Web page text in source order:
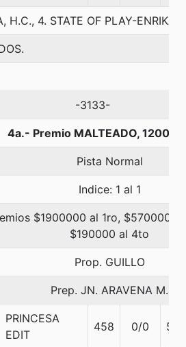
H.C., 4. STATE OF PLAY-ENRIKA-
-3133-
4a.- Premio MALTEADO, 1200
Pista Normal
Indice: 1 al 1
$1900000 al 1ro, $570000
$190000 al 4to
Prop. GUILLO
Prep. JN. ARAVENA M.
PRINCESA
EDIT
458 0/0 56